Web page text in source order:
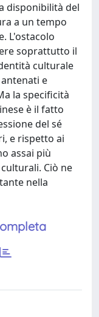
disponibilità del
a un tempo
L'ostacolo
soprattutto il
culturale
e
la specificità
è il fatto
del sé
e rispetto ai
assai più
Ciò ne
nella